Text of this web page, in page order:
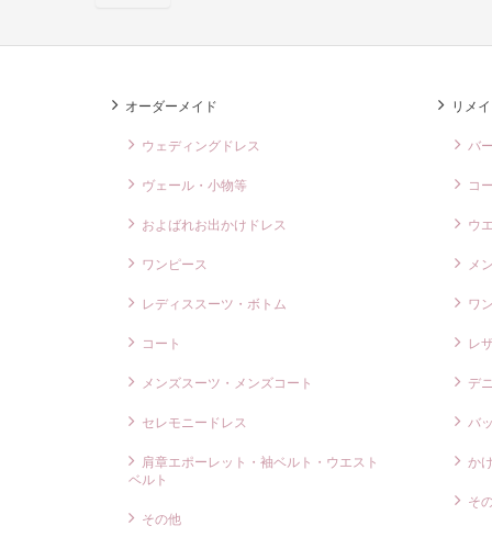
o
k
オーダーメイド
ウェディングドレス
ヴェール・小物等
およばれお出かけドレス
ワンピース
レディススーツ・ボトム
コート
メンズスーツ・メンズコート
セレモニードレス
肩章エポーレット・袖ベルト・ウエスト
ベルト
その他
リメ
バ
コ
ウ
メ
ワ
レ
デ
バ
か
そ